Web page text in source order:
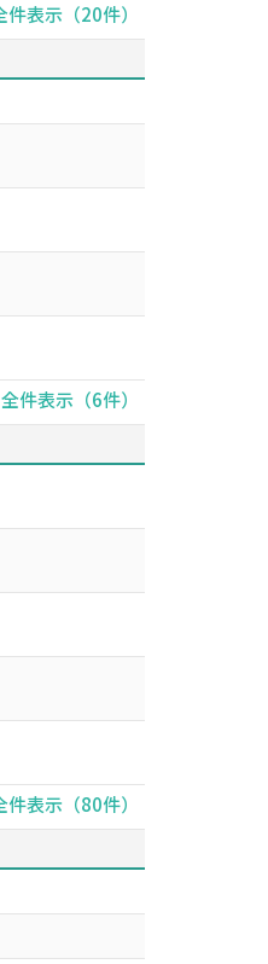
件表示（20件）
全件表示（6件）
件表示（80件）